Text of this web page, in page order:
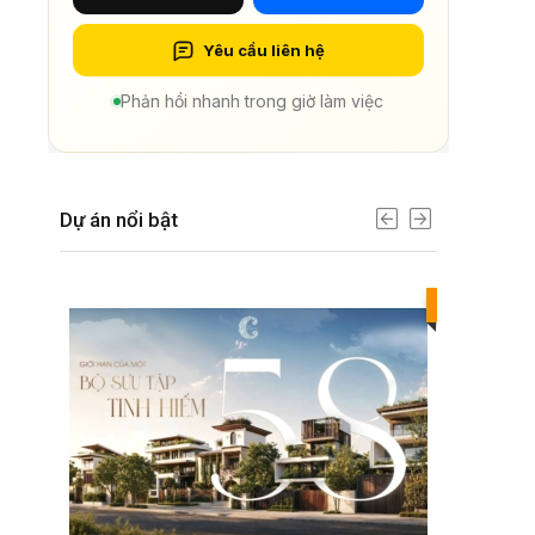
Yêu cầu liên hệ
Phản hồi nhanh trong giờ làm việc
Dự án nổi bật